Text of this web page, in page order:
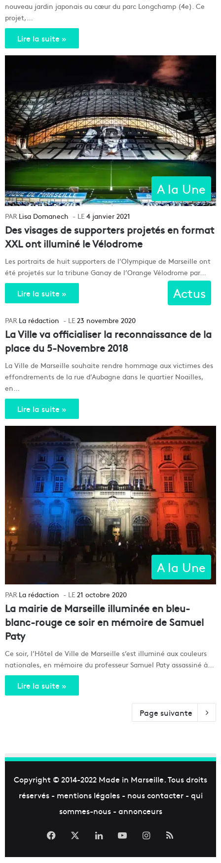
nouveau jardin japonais au cœur du parc Longchamp (4e). Ce
projet,…
Lire la suite »
A la Une
Lisa Domanech 4 janvier 2021
Des visages de supporters projetés en format
XXL ont illuminé le Vélodrome
Les portraits de huit supporters de l’Olympique de Marseille ont
été projetés sur la tribune Ganay de l’Orange Vélodrome par…
Lire la suite » Actus
La rédaction 23 novembre 2020
La Ville va officialiser la reconnaissance de la
place du 5-Novembre 2018
La Ville de Marseille souhaite rendre hommage aux victimes des
effondrements de la rue d’Aubagne dans le quartier Noailles,
en…
Lire la suite »
A la Une
La rédaction 21 octobre 2020
La mairie de Marseille illuminée en bleu-
blanc-rouge ce soir en mémoire de Samuel
Paty
Ce soir, l’Hôtel de Ville de Marseille s’est illuminé aux couleurs
nationales, en mémoire du professeur Samuel Paty assassiné à…
Lire la suite »
Page suivante
Copyright © 2014-2022 Made in Marseille. Tous droits
réservés - mentions légales- nous contacter- qui
sommes-nous- annonceurs
Facebook LinkedinYouTubeInstagram